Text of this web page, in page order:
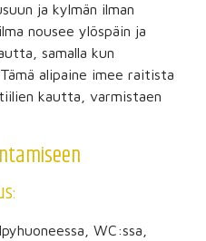
ja kylmän ilman
nousee ylöspäin ja
samalla kun
alipaine imee raitista
kautta, varmistaen
WC:ssa,